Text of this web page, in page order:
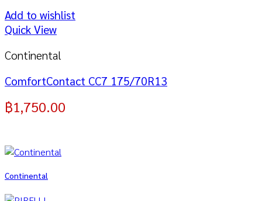
Add to wishlist
Quick View
Continental
ComfortContact CC7 175/70R13
฿1,750.00
Continental